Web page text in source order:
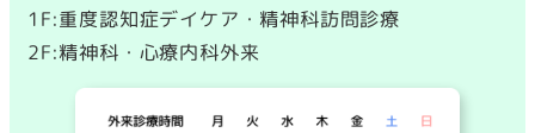
1F:重度認知症デイケア・精神科訪問診療
2F:精神科・心療内科外来